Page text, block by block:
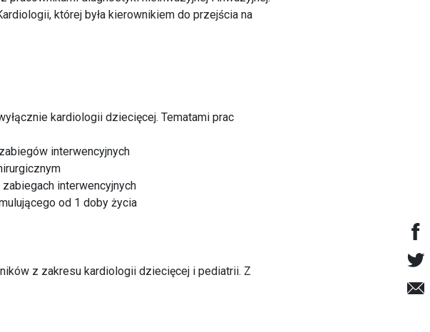
której była kierownikiem do przejścia na
kardiologii dziecięcej. Tematami prac
interwencyjnych
interwencyjnych
od 1 doby życia
z zakresu kardiologii dziecięcej i pediatrii. Z